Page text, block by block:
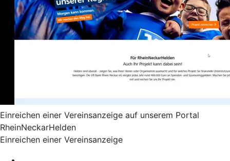
Einreichen einer Vereinsanzeige auf unserem Portal
RheinNeckarHelden
Einreichen einer Vereinsanzeige